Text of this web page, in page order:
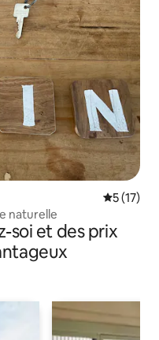
Note
5 (17)
naturelle
soi et des prix